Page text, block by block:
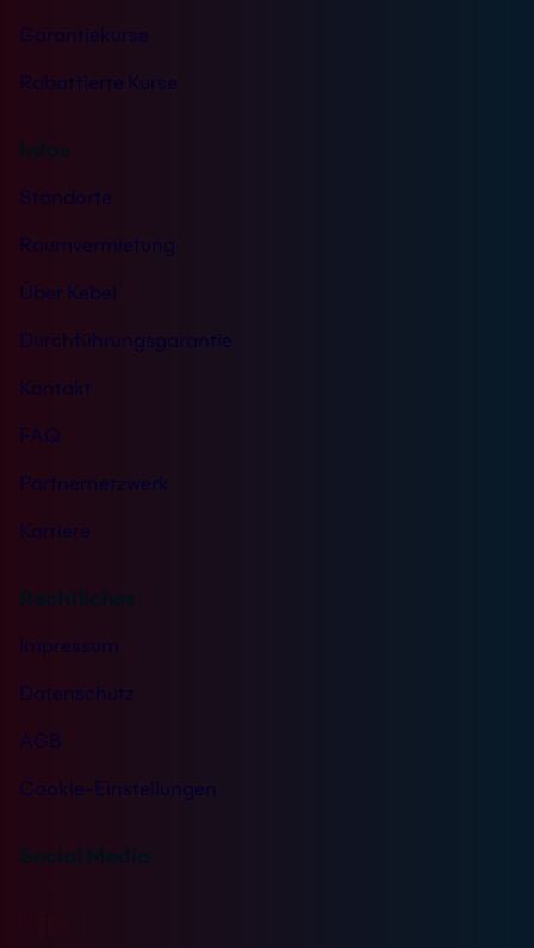
Garantiekurse
Rabattierte Kurse
Infos
Standorte
Raumvermietung
Über Kebel
Durchführungsgarantie
Kontakt
FAQ
Partnernetzwerk
Karriere
Rechtliches
Impressum
Datenschutz
AGB
Cookie-Einstellungen
Social Media